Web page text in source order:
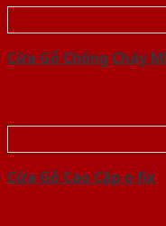
Cửa Gỗ Chống Cháy
Cửa Gỗ Cao Cấp o fix